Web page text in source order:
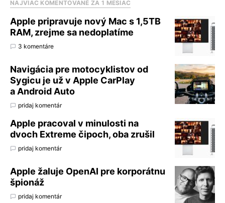
NAJVIAC KOMENTOVANÉ ZA 1 MESIAC
Apple pripravuje nový Mac s 1,5TB
RAM, zrejme sa nedoplatíme
3 komentáre
Navigácia pre motocyklistov od
Sygicu je už v Apple CarPlay
a Android Auto
pridaj komentár
Apple pracoval v minulosti na
dvoch Extreme čipoch, oba zrušil
pridaj komentár
Apple žaluje OpenAI pre korporátnu
špionáž
pridaj komentár